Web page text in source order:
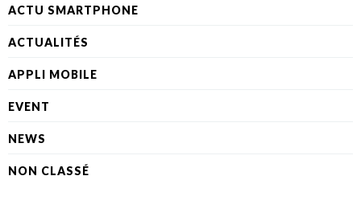
ACTU SMARTPHONE
ACTUALITÉS
APPLI MOBILE
EVENT
NEWS
NON CLASSÉ